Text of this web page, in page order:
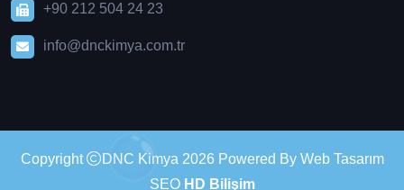
+90 212 504 24 23
info@dnckimya.com.tr
Copyright
DNC Kimya 2026 Powered By Web Tasarım
SEO HD Bilişim